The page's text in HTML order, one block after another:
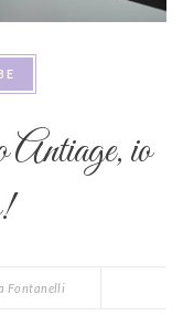
Antiage, io
Fontanelli